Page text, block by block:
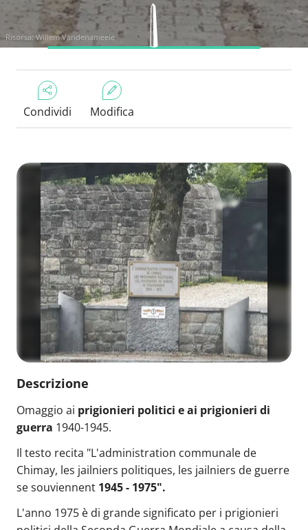
Risorsa: Willem Vandenameele
Condividi Modifica
Descrizione
Omaggio ai prigionieri politici e ai prigionieri di
guerra 1940-1945.
Il testo recita "L'administration communale de
Chimay, les jailniers politiques, les jailniers de guerre
se souviennent 1945 - 1975".
L'anno 1975 è di grande significato per i prigionieri